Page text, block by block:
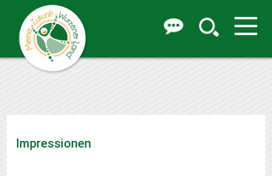
Impressionen